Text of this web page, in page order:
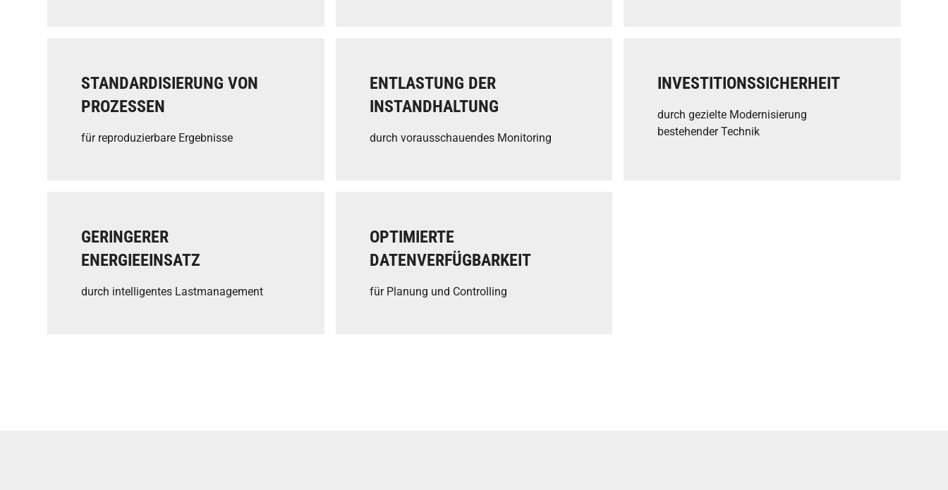
STANDARDISIERUNG VON
PROZESSEN
für reproduzierbare Ergebnisse
ENTLASTUNG DER
INSTANDHALTUNG
durch vorausschauendes Monitoring
INVESTITIONSSICHERHEIT
durch gezielte Modernisierung
bestehender Technik
GERINGERER
ENERGIEEINSATZ
durch intelligentes Lastmanagement
OPTIMIERTE
DATENVERFÜGBARKEIT
für Planung und Controlling